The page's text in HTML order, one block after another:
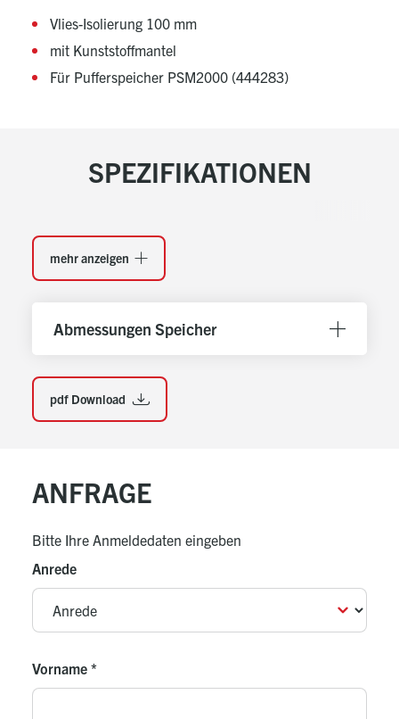
Vlies-Isolierung 100 mm
mit Kunststoffmantel
Für Pufferspeicher PSM2000 (444283)
SPEZIFIKATIONEN
mehr anzeigen
Abmessungen Speicher
pdf Download
ANFRAGE
Bitte Ihre Anmeldedaten eingeben
Anrede
Vorname *